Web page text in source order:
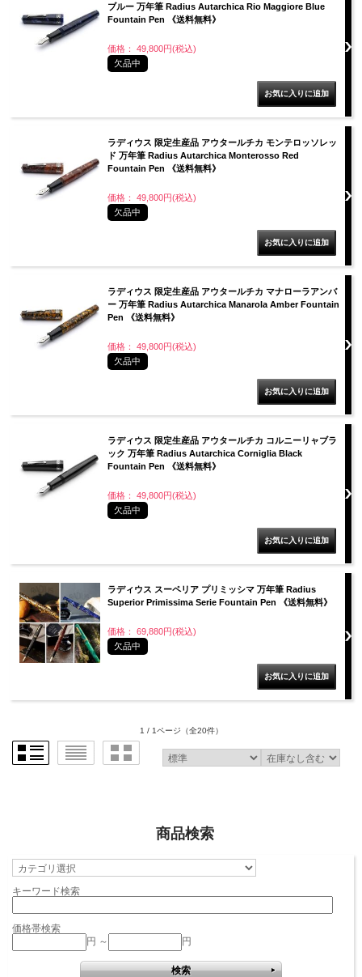
ブルー 万年筆 Radius Autarchica Rio Maggiore Blue
Fountain Pen 《送料無料》
価格： 49,800円(税込)
欠品中
ラディウス 限定生産品 アウタールチカ モンテロッソレッ
ド 万年筆 Radius Autarchica Monterosso Red
Fountain Pen 《送料無料》
価格： 49,800円(税込)
欠品中
ラディウス 限定生産品 アウタールチカ マナローラアンバ
ー 万年筆 Radius Autarchica Manarola Amber Fountain
Pen 《送料無料》
価格： 49,800円(税込)
欠品中
ラディウス 限定生産品 アウタールチカ コルニーリャブラ
ック 万年筆 Radius Autarchica Corniglia Black
Fountain Pen 《送料無料》
価格： 49,800円(税込)
欠品中
ラディウス スーペリア プリミッシマ 万年筆 Radius
Superior Primissima Serie Fountain Pen 《送料無料》
価格： 69,880円(税込)
欠品中
1 / 1ページ （全20件）
商品検索
キーワード検索
価格帯検索
円 ～
円